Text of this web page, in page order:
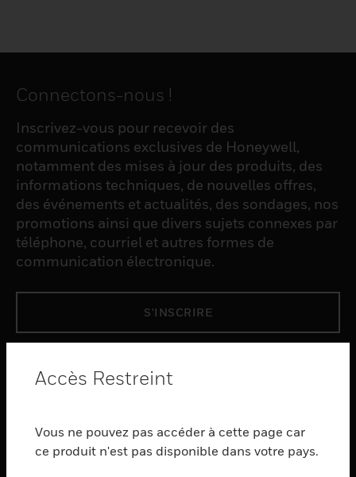
Connectons-nous !
Inscrivez-vous pour recevoir des
communications exclusives de Honeywell,
notamment des mises à jour des produits, des
informations techniques, de nouvelles offres,
des événements et actualités, des sondages, nos
promotions ainsi que divers sujets connexes par
téléphone, courriel et autres formes de
communication électronique.
S'INSCRIRE
toggle view
SERVICES
Accès Restreint
Vous ne pouvez pas accéder à cette page car
ce produit n'est pas disponible dans votre pays.